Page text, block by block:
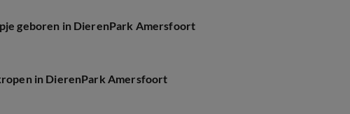
geboren in DierenPark Amersfoort
in DierenPark Amersfoort